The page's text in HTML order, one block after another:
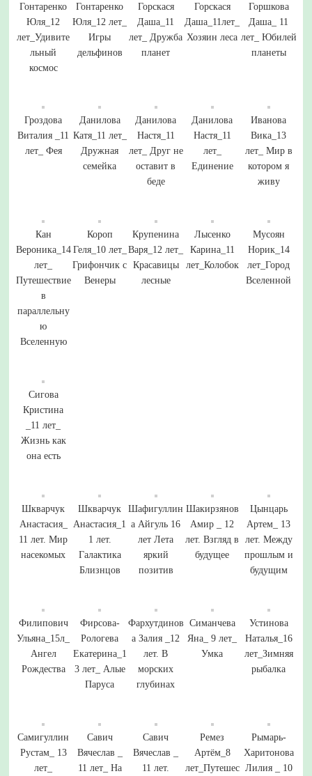
Гонтаренко
Юля_12
лет_Удивите
льный
космос
Гонтаренко
Юля_12 лет_
Игры
дельфинов
Горскася
Даша_11
лет_ Дружба
планет
Горскася
Даша_11лет_
Хозяин леса
Горшкова
Даша_ 11
лет_ Юбилей
планеты
Гроздова
Виталия _11
лет_ Фея
Данилова
Катя_11 лет_
Дружная
семейка
Данилова
Настя_11
лет_ Друг не
оставит в
беде
Данилова
Настя_11
лет_
Единение
Иванова
Вика_13
лет_ Мир в
котором я
живу
Кан
Вероника_14
лет_
Путешествие
в
параллельну
ю
Вселенную
Короп
Геля_10 лет_
Грифончик с
Венеры
Крупенина
Варя_12 лет_
Красавицы
лесные
Лысенко
Карина_11
лет_Колобок
Мусоян
Норик_14
лет_Город
Вселенной
Сигова
Кристина
_11 лет_
Жизнь как
она есть
Шкварчук
Анастасия_
11 лет. Мир
насекомых
Шкварчук
Анастасия_1
1 лет.
Галактика
Близнцов
Шафигуллин
а Айгуль 16
лет Лета
яркий
позитив
Шакирзянов
Амир _ 12
лет. Взгляд в
будущее
Цынцарь
Артем_ 13
лет. Между
прошлым и
будущим
Филипович
Ульяна_15л_
Ангел
Рождества
Фирсова-
Рологева
Екатерина_1
3 лет_ Алые
Паруса
Фархутдинов
а Залия _12
лет. В
морских
глубинах
Симанчева
Яна_ 9 лет_
Умка
Устинова
Наталья_16
лет_Зимняя
рыбалка
Самигуллин
Рустам_ 13
лет_
Савич
Вячеслав _
11 лет_ На
Савич
Вячеслав _
11 лет.
Ремез
Артём_8
лет_Путешес
Рымарь-
Харитонова
Лилия _ 10